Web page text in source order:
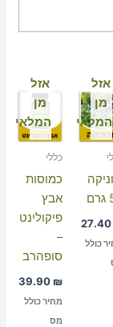
אזל
מן
המלאי
27.40
כולל
אזל
מן
המלאי
כללי
כמוסות
אבץ
פיקולינט
–
סופהרב
39.90 ₪
מחיר כולל
מס